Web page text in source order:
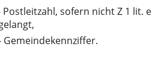
sofern nicht Z 1 lit. e